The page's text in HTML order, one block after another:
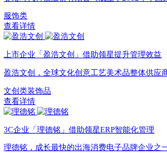
H&H（健合）集团，全球高端营养及
健康类
查看详情
智能硬件品牌「倍轻松」借助领星实
领星ERP凭借数字化实施经验、优质
3C类